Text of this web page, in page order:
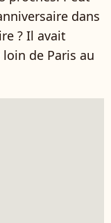
dans
? Il avait
de Paris au